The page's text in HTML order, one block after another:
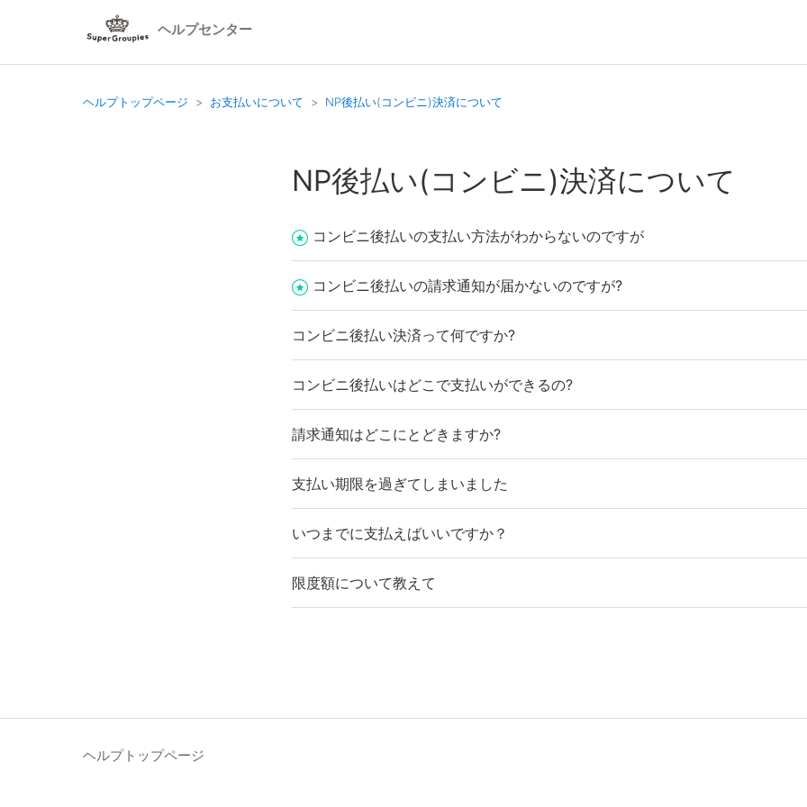
ヘルプセンター
ヘルプトップページ お支払いについて NP後払い(コンビニ)決済について
NP後払い(コンビニ)決済について
コンビニ後払いの支払い方法がわからないのですが
コンビニ後払いの請求通知が届かないのですが?
コンビニ後払い決済って何ですか?
コンビニ後払いはどこで支払いができるの?
請求通知はどこにとどきますか?
支払い期限を過ぎてしまいました
いつまでに支払えばいいですか？
限度額について教えて
ヘルプトップページ